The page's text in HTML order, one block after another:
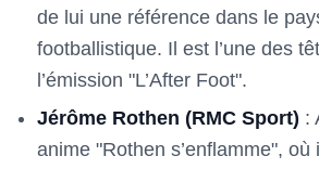
de lui une référence dans le
footballistique. Il est l’une des
l’émission "L’After Foot".
Jérôme Rothen (RMC Sport) :
anime "Rothen s’enflamme", où